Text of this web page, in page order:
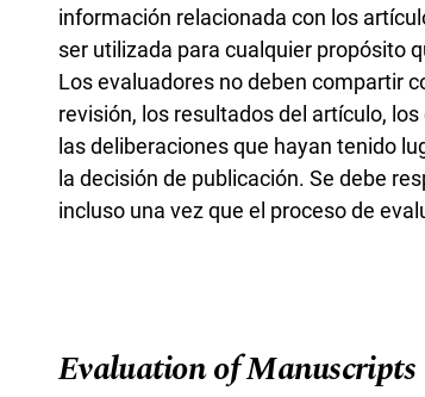
información relacionada con los
ser utilizada para cualquier propósito
Los evaluadores no deben compartir
revisión, los resultados del artículo,
las deliberaciones que hayan tenido
la decisión de publicación. Se debe
incluso una vez que el proceso de
Evaluation of Manuscripts